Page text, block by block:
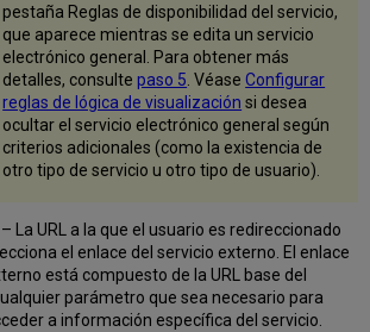
pestaña Reglas de disponibilidad del servicio,
que aparece mientras se edita un servicio
electrónico general. Para obtener más
detalles, consultepaso 5 . VéaseConfigurar
reglas de lógica de visualización si desea
ocultar el servicio electrónico general según
criterios adicionales (como la existencia de
otro tipo de servicio u otro tipo de usuario).
La URL a la que el usuario es redireccionado
el enlace del servicio externo. El enlace
está compuesto de la URL base del
parámetro que sea necesario para
a información específica del servicio.